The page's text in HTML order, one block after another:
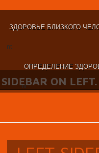
ЗДОРОВЬЕ БЛИЗКОГО
nt
ОПРЕДЕЛЕНИЕ
nt ON LEFT.